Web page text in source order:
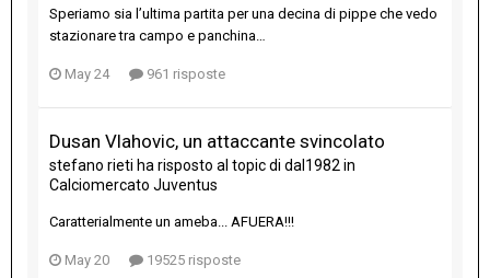
Speriamo sia l’ultima partita per una decina di pippe che vedo
stazionare tra campo e panchina…
May 24 961 risposte
Dusan Vlahovic, un attaccante svincolato
stefano rieti ha risposto al topic di dal1982 in
Calciomercato Juventus
Caratterialmente un ameba... AFUERA!!!
May 20 19525 risposte